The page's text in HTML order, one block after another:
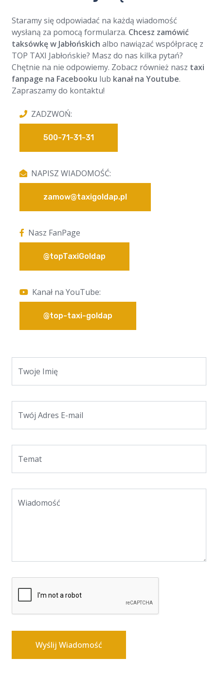
Staramy się odpowiadać na każdą wiadomość
wysłaną za pomocą formularza. Chcesz zamówić
taksówkę w Jabłońskich albo nawiązać współpracę z
TOP TAXI Jabłońskie? Masz do nas kilka pytań?
Chętnie na nie odpowiemy. Zobacz również nasz taxi
fanpage na Facebooku lub kanał na Youtube.
Zapraszamy do kontaktu!
ZADZWOŃ:
500-71-31-31
NAPISZ WIADOMOŚĆ:
zamow@taxigoldap.pl
Nasz FanPage
@topTaxiGoldap
Kanał na YouTube:
@top-taxi-goldap
Twoje Imię
Twój Adres E-mail
Temat
Wiadomość
Wyślij Wiadomość